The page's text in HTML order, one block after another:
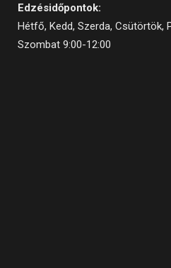
Edzésidőpontok:
Hétfő, Kedd, Szerda, Csütörtök,
Szombat 9:00-12:00